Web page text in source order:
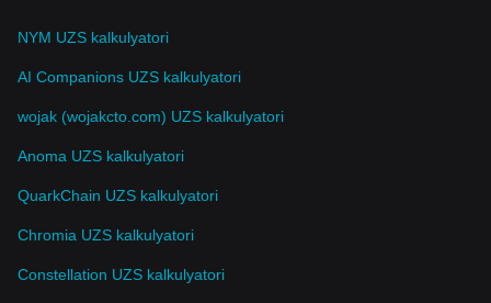
NYM UZS kalkulyatori
AI Companions UZS kalkulyatori
wojak (wojakcto.com) UZS kalkulyatori
Anoma UZS kalkulyatori
QuarkChain UZS kalkulyatori
Chromia UZS kalkulyatori
Constellation UZS kalkulyatori